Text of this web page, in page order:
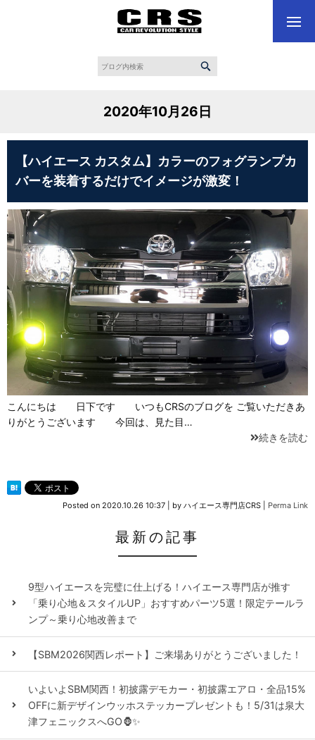
2020年10月26日
【ハイエース カスタム】カラーのフォグランプカ
バーを装着するだけでイメージが激変！
こんにちは 日下です いつもCRSのブログを ご覧いただきあ
りがとうございます 今回は、見た目…
続きを読む
Posted on 2020.10.26 10:37 by ハイエース専門店CRS Perma Link
最新の記事
9型ハイエースを完璧に仕上げる！ハイエース専門店が推す
「乗り心地＆スタイルUP」おすすめパーツ5選！限定テールラ
ンプ～乗り心地改善まで
【SBM2026関西レポート】ご来場ありがとうございました！
いよいよSBM関西！初披露デモカー・初披露エアロ・全品15%
OFFに新デザインウッホステッカープレゼントも！5/31は泉大
津フェニックスへGO🦍✨